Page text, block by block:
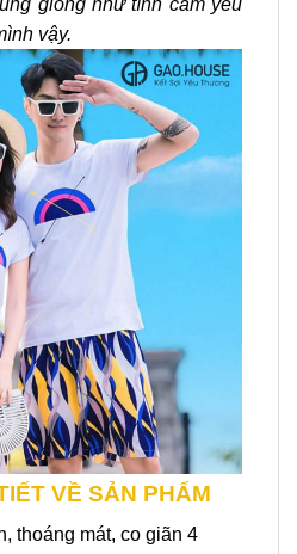
vậy.
VỀ SẢN PHẨM
thoáng mát, co giãn 4